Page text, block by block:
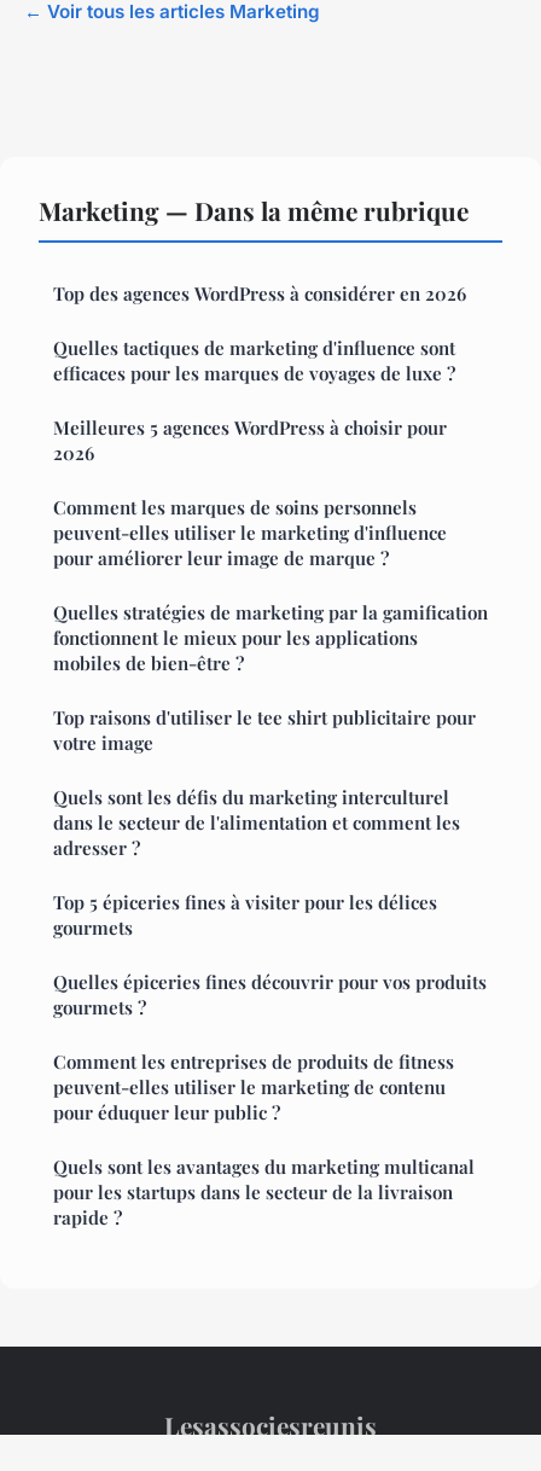
← Voir tous les articles Marketing
Marketing — Dans la même rubrique
Top des agences WordPress à considérer en 2026
Quelles tactiques de marketing d'influence sont
efficaces pour les marques de voyages de luxe ?
Meilleures 5 agences WordPress à choisir pour
2026
Comment les marques de soins personnels
peuvent-elles utiliser le marketing d'influence
pour améliorer leur image de marque ?
Quelles stratégies de marketing par la gamification
fonctionnent le mieux pour les applications
mobiles de bien-être ?
Top raisons d'utiliser le tee shirt publicitaire pour
votre image
Quels sont les défis du marketing interculturel
dans le secteur de l'alimentation et comment les
adresser ?
Top 5 épiceries fines à visiter pour les délices
gourmets
Quelles épiceries fines découvrir pour vos produits
gourmets ?
Comment les entreprises de produits de fitness
peuvent-elles utiliser le marketing de contenu
pour éduquer leur public ?
Quels sont les avantages du marketing multicanal
pour les startups dans le secteur de la livraison
rapide ?
Lesassociesreunis